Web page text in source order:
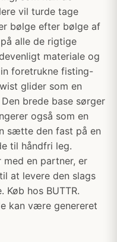
vil turde tage
bølge efter bølge af
alle de rigtige
materiale og
foretrukne fisting-
glider som en
brede base sørger
også som en
sætte den fast på en
til håndfri leg.
med en partner, er
at levere den slags
Køb hos BUTTR.
kan være genereret